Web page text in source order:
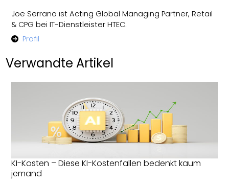
Joe Serrano ist Acting Global Managing Partner, Retail
& CPG bei IT-Dienstleister HTEC.
Profil
Verwandte Artikel
KI-Kosten – Diese KI-Kostenfallen bedenkt kaum
jemand